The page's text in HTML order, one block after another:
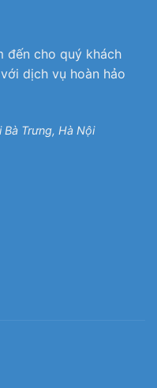
đến cho quý khách
dịch vụ hoàn hảo
Trưng, Hà Nội